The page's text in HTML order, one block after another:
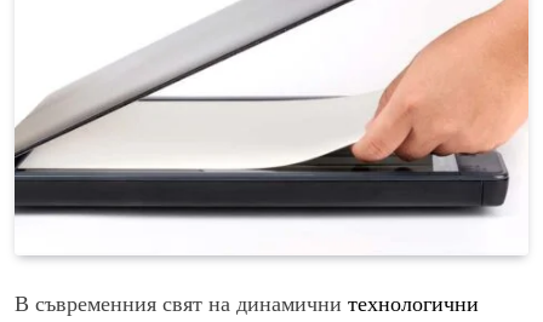
В съвременния свят на динамични технологични